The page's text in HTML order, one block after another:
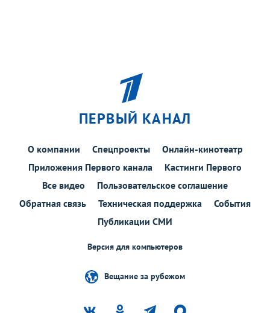
ПЕРВЫЙ КАНАЛ
О компании Спецпроекты
Онлайн-кинотеатр
Приложения Первого канала
Кастинги Первого
Все видео
Пользовательское соглашение
Обратная связь
Техническая поддержка
События
Публикации СМИ
Версия для компьютеров
Вещание за рубежом